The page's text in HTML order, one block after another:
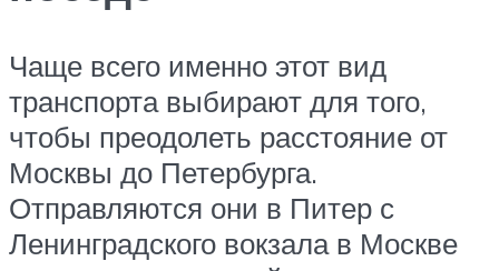
Чаще всего именно этот вид
транспорта выбирают для того,
чтобы преодолеть расстояние от
Москвы до Петербурга.
Отправляются они в Питер с
Ленинградского вокзала в Москве